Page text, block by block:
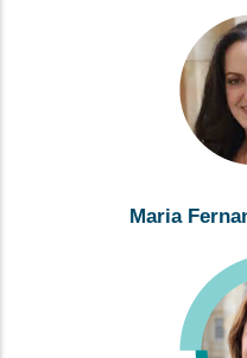
Maria